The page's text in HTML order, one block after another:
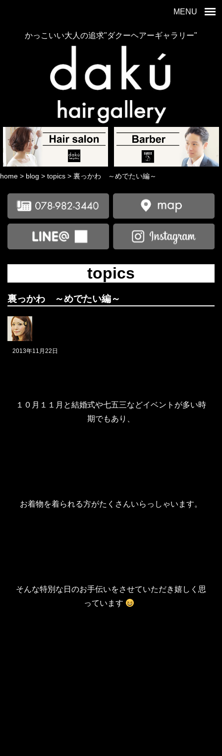
MENU
かっこいい大人の追求"ダクーヘアーギャラリー"
home > blog > topics > 裏っかわ ～めでたい編～
topics
裏っかわ ～めでたい編～
2013年11月22日
１０月１１月と結婚式や七五三などイベントが多い時
期でもあり、
お着物を着られる方がたくさんいらっしゃいます。
そんな特別な日のお手伝いをさせていただき嬉しく思
っています